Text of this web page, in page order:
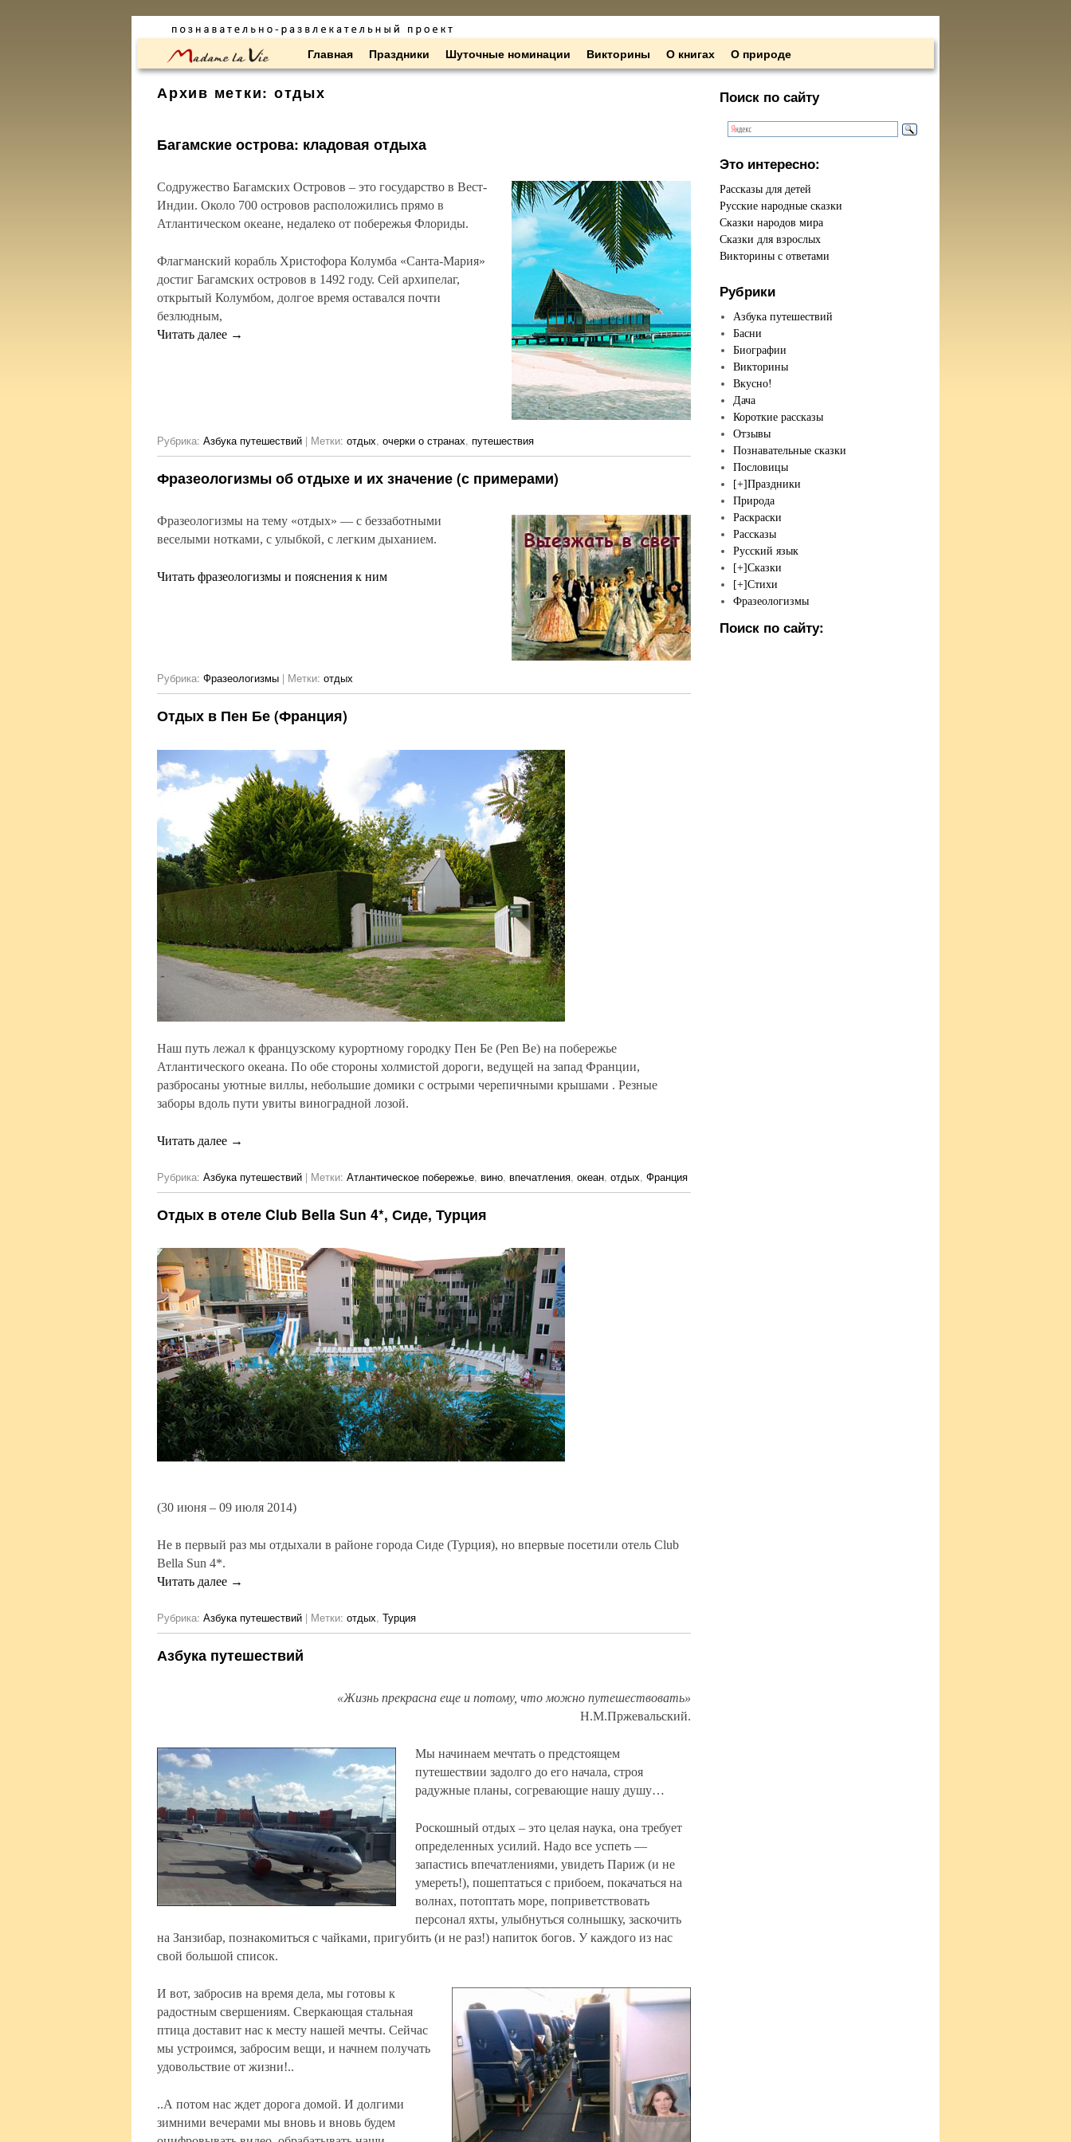
Перейти к основному содержимому
Перейти к дополнительному содержимому Главная Праздники Шуточные номинации Викторины О книгах О природе
Архив метки: отдых
Багамские острова: кладовая отдыха
Содружество Багамских Островов – это государство в Вест-
Индии. Около 700 островов расположились прямо в
Атлантическом океане, недалеко от побережья Флориды.
Флагманский корабль Христофора Колумба «Санта-Мария»
достиг Багамских островов в 1492 году. Сей архипелаг,
открытый Колумбом, долгое время оставался почти
безлюдным,
Читать далее →
Рубрика: Азбука путешествий | Метки: отдых, очерки о странах, путешествия
Фразеологизмы об отдыхе и их значение (с примерами)
Фразеологизмы на тему «отдых» — с беззаботными
веселыми нотками, с улыбкой, с легким дыханием.
Читать фразеологизмы и пояснения к ним
Рубрика: Фразеологизмы | Метки: отдых
Отдых в Пен Бе (Франция)
Наш путь лежал к французскому курортному городку Пен Бе (Pen Be) на побережье
Атлантического океана. По обе стороны холмистой дороги, ведущей на запад Франции,
разбросаны уютные виллы, небольшие домики с острыми черепичными крышами . Резные
заборы вдоль пути увиты виноградной лозой.
Читать далее →
Рубрика: Азбука путешествий | Метки: Атлантическое побережье, вино, впечатления, океан, отдых, Франция
Отдых в отеле Club Bella Sun 4*, Сиде, Турция
(30 июня – 09 июля 2014)
Не в первый раз мы отдыхали в районе города Сиде (Турция), но впервые посетили отель Club
Bella Sun 4*.
Читать далее →
Рубрика: Азбука путешествий | Метки: отдых, Турция
Азбука путешествий
«Жизнь прекрасна еще и потому, что можно путешествовать»
Н.М.Пржевальский.
Мы начинаем мечтать о предстоящем
путешествии задолго до его начала, строя
радужные планы, согревающие нашу душу…
Роскошный отдых – это целая наука, она требует
определенных усилий. Надо все успеть —
запастись впечатлениями, увидеть Париж (и не
умереть!), пошептаться с прибоем, покачаться на
волнах, потоптать море, поприветствовать
персонал яхты, улыбнуться солнышку, заскочить
на Занзибар, познакомиться с чайками, пригубить (и не раз!) напиток богов. У каждого из нас
свой большой список.
И вот, забросив на время дела, мы готовы к
радостным свершениям. Сверкающая стальная
птица доставит нас к месту нашей мечты. Сейчас
мы устроимся, забросим вещи, и начнем получать
удовольствие от жизни!..
..А потом нас ждет дорога домой. И долгими
зимними вечерами мы вновь и вновь будем
Поиск по сайту
Это интересно:
Рассказы для детей
Русские народные сказки
Сказки народов мира
Сказки для взрослых
Викторины с ответами
Рубрики
Азбука путешествий
Басни
Биографии
Викторины
Вкусно!
Дача
Короткие рассказы
Отзывы
Познавательные сказки
Пословицы
[+]Праздники
Природа
Раскраски
Рассказы
Русский язык
[+]Сказки
[+]Стихи
Фразеологизмы
Поиск по сайту: